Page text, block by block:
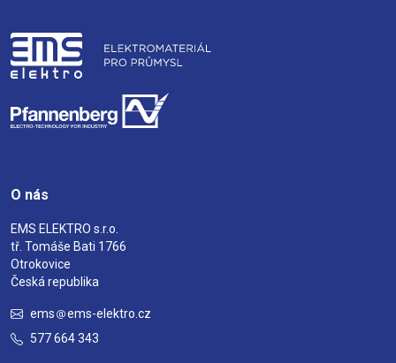
O nás
EMS ELEKTRO s.r.o.
tř. Tomáše Bati 1766
Otrokovice
Česká republika
ems
ems-elektro.cz
577 664 343